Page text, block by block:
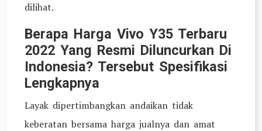
dilihat.
Berapa Harga Vivo Y35 Terbaru
2022 Yang Resmi Diluncurkan Di
Indonesia? Tersebut Spesifikasi
Lengkapnya
Layak dipertimbangkan andaikan tidak
keberatan bersama harga jualnya dan amat